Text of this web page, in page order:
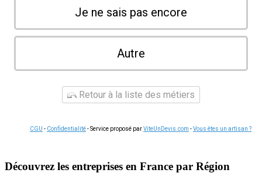
Je ne sais pas encore
Autre
Retour à la liste des métiers
CGU - Confidentialité- Service proposé parViteUnDevis.com -Vous êtes un artisan ?
Découvrez les entreprises en France par Région